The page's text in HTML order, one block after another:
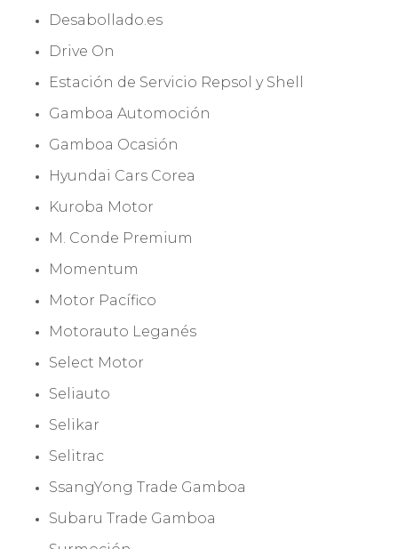
Desabollado.es
Drive On
Estación de Servicio Repsol y Shell
Gamboa Automoción
Gamboa Ocasión
Hyundai Cars Corea
Kuroba Motor
M. Conde Premium
Momentum
Motor Pacífico
Motorauto Leganés
Select Motor
Seliauto
Selikar
Selitrac
SsangYong Trade Gamboa
Subaru Trade Gamboa